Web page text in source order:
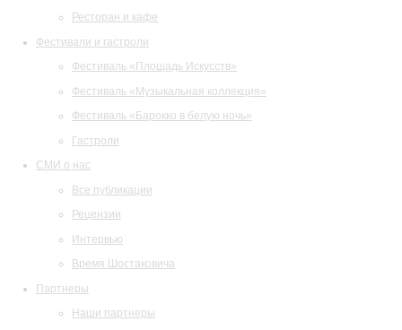
Ресторан и кафе
Фестивали и гастроли
Фестиваль «Площадь Искусств»
Фестиваль «Музыкальная коллекция»
Фестиваль «Барокко в белую ночь»
Гастроли
СМИ о нас
Все публикации
Рецензии
Интервью
Время Шостаковича
Партнеры
Наши партнеры